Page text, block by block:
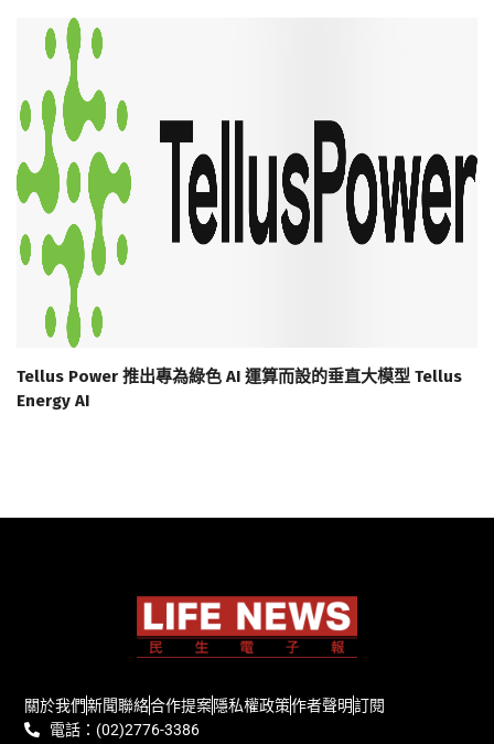
Tellus Power 推出專為綠色 AI 運算而設的垂直大模型 Tellus
Energy AI
關於我們新聞聯絡合作提案隱私權政策作者聲明訂閱
電話：(02)2776-3386